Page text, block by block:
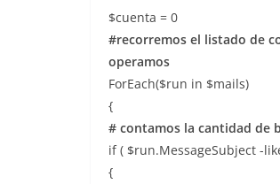
$cuenta = 0
#recorremos el listado de
operamos
ForEach($run in $mails)
{
# contamos la cantidad de
if ( $run.MessageSubject -like
{